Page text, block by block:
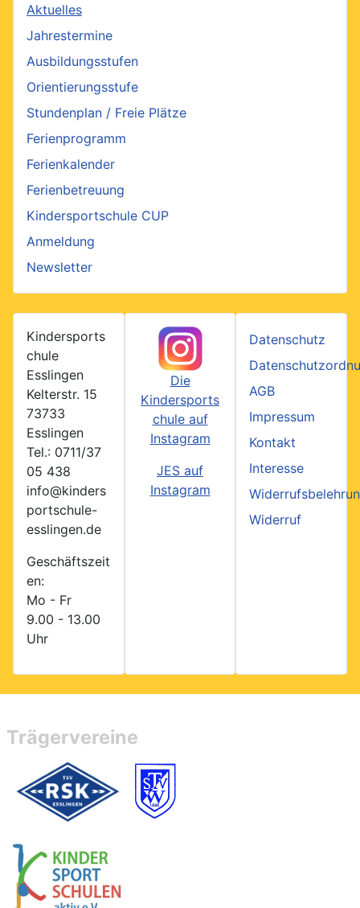
Aktuelles
Jahrestermine
Ausbildungsstufen
Orientierungsstufe
Stundenplan / Freie Plätze
Ferienprogramm
Ferienkalender
Ferienbetreuung
Kindersportschule CUP
Anmeldung
Newsletter
Kindersports
chule
Esslingen
Kelterstr. 15
73733
Esslingen
Tel.: 0711/37
05 438
info@kinders
portschule-
esslingen.de
Geschäftszeit
en:
Mo - Fr
9.00 - 13.00
Uhr
Die
Kindersports
chule auf
Instagram
JES auf
Instagram
Datenschutz
AGB
Impressum
Kontakt
Interesse
Widerruf
Trägervereine